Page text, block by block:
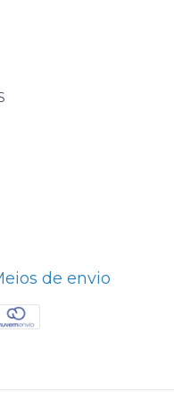
de envio